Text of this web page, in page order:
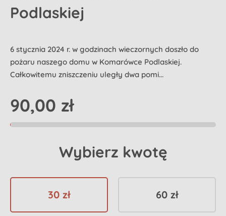
Podlaskiej
6 stycznia 2024 r. w godzinach wieczornych doszło do
pożaru naszego domu w Komarówce Podlaskiej.
Całkowitemu zniszczeniu uległy dwa pomi...
90,00 zł
Wybierz kwotę
30 zł 60 zł